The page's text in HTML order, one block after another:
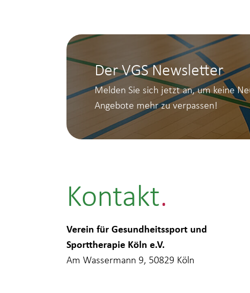
Der VGS Newsletter
Melden Sie sich jetzt an, um keine
Angebote mehr zu verpassen!
Kontakt
Verein für Gesundheitssport und
Sporttherapie Köln e.V.
Am Wassermann 9, 50829 Köln